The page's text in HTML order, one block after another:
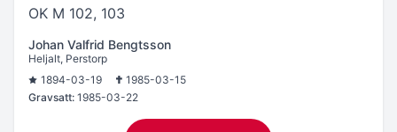
OK M 102, 103
Johan Valfrid Bengtsson
Heljalt, Perstorp
1894-03-19
1985-03-15
Gravsatt: 1985-03-22